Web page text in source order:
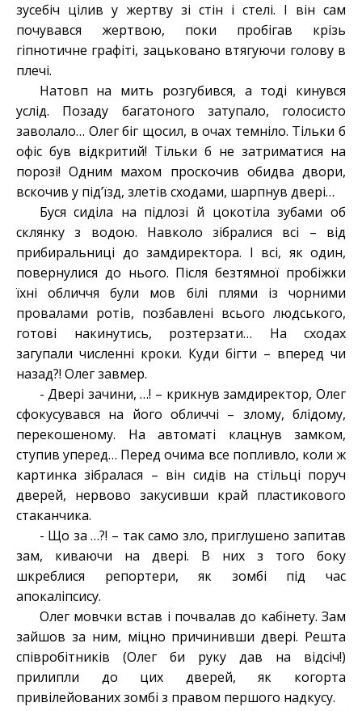
зусебіч цілив у жертву зі стін і стелі. І він сам
почувався жертвою, поки пробігав крізь
гіпнотичне графіті, зацьковано втягуючи голову в
плечі.
Натовп на мить розгубився, а тоді кинувся
услід. Позаду багатоного затупало, голосисто
заволало… Олег біг щосил, в очах темніло. Тільки б
офіс був відкритий! Тільки б не затриматися на
порозі! Одним махом проскочив обидва двори,
вскочив у під’їзд, злетів сходами, шарпнув двері…
Буся сиділа на підлозі й цокотіла зубами об
склянку з водою. Навколо зібралися всі – від
прибиральниці до замдиректора. І всі, як один,
повернулися до нього. Після безтямної пробіжки
їхні обличчя були мов білі плями із чорними
провалами ротів, позбавлені всього людського,
готові накинутись, розтерзати… На сходах
загупали численні кроки. Куди бігти – вперед чи
назад?! Олег завмер.
- Двері зачини, …! – крикнув замдиректор, Олег
сфокусувався на його обличчі – злому, блідому,
перекошеному. На автоматі клацнув замком,
ступив уперед… Перед очима все попливло, коли ж
картинка зібралася – він сидів на стільці поруч
дверей, нервово закусивши край пластикового
стаканчика.
- Що за …?! – так само зло, приглушено запитав
зам, киваючи на двері. В них з того боку
шкреблися репортери, як зомбі під час
апокаліпсису.
Олег мовчки встав і почвалав до кабінету. Зам
зайшов за ним, міцно причинивши двері. Решта
співробітників (Олег би руку дав на відсіч!)
прилипли до цих дверей, як когорта
привілейованих зомбі з правом першого надкусу.